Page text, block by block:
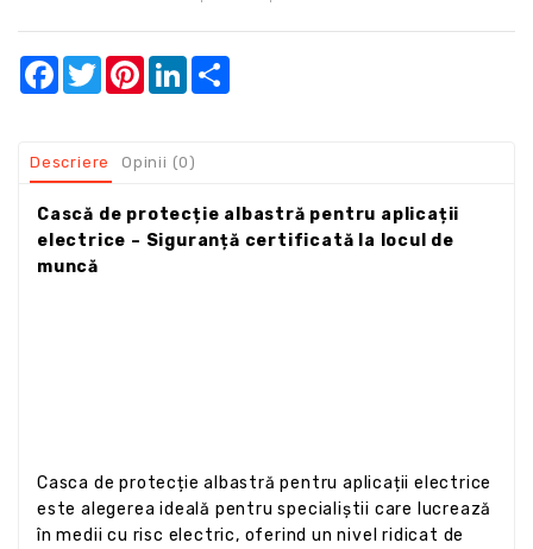
Facebook
TwitterPinterestLinkedIn
Descriere Opinii (0)
Cască de protecție albastră pentru aplicații
electrice – Siguranță certificată la locul de
muncă
Casca de protecție albastră pentru aplicații electrice
este alegerea ideală pentru specialiștii care lucrează
în medii cu risc electric, oferind un nivel ridicat de